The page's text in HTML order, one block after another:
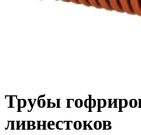
Трубы
ливнестоков